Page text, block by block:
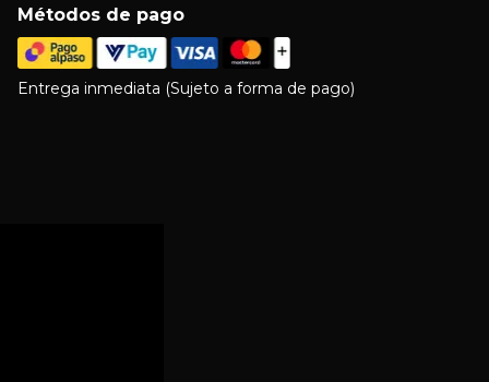
Métodos de pago
Entrega inmediata (Sujeto a forma de pago)